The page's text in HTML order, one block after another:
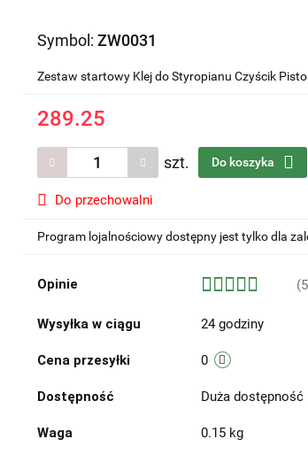
Symbol: ZW0031
Zestaw startowy Klej do Styropianu Czyścik
289.25
szt. Do koszyka
Do przechowalni
Program lojalnościowy dostępny jest tylko dla
Opinie
Wysyłka w ciągu 24 godziny
Cena przesyłki 0
Dostępność Duża dostępność
Waga 0.15 kg